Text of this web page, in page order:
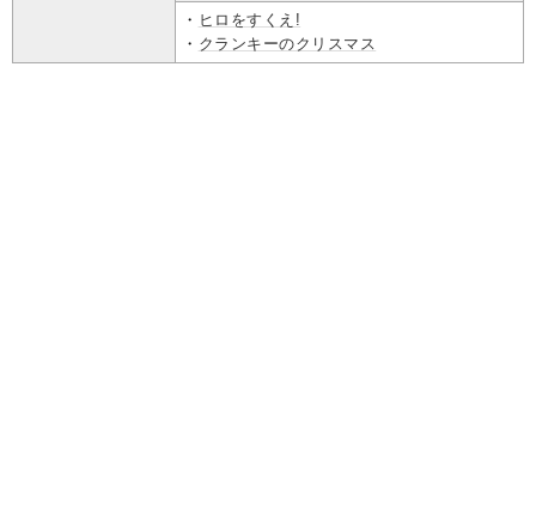
・ ヒロをすくえ!
・ クランキーのクリスマス